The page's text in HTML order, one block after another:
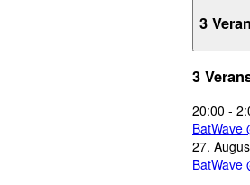
3
3
20:00 -
BatWave
27.
BatWave